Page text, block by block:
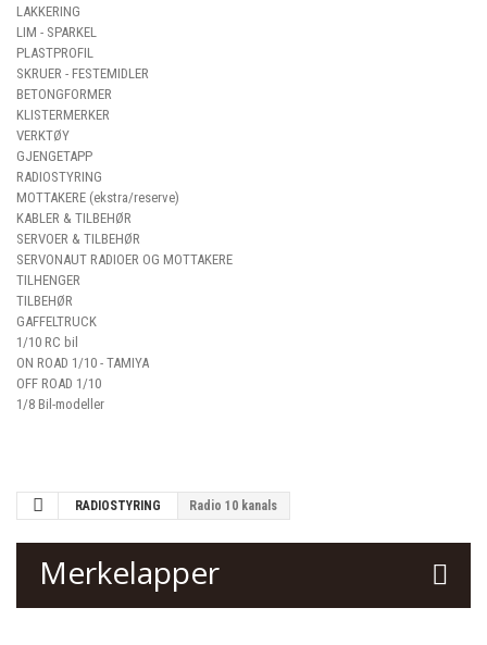
LAKKERING
LIM - SPARKEL
PLASTPROFIL
SKRUER - FESTEMIDLER
BETONGFORMER
KLISTERMERKER
VERKTØY
GJENGETAPP
RADIOSTYRING
MOTTAKERE (ekstra/reserve)
KABLER & TILBEHØR
SERVOER & TILBEHØR
SERVONAUT RADIOER OG MOTTAKERE
TILHENGER
TILBEHØR
GAFFELTRUCK
1/10 RC bil
ON ROAD 1/10 - TAMIYA
OFF ROAD 1/10
1/8 Bil-modeller
RADIOSTYRING Radio 10 kanals
Merkelapper